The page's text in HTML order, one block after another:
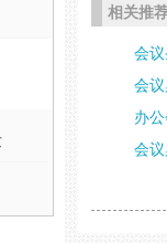
相关推
会
会
办
会